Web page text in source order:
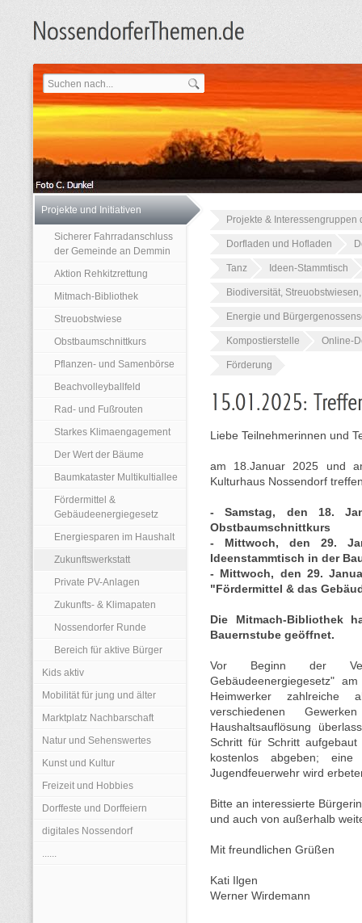
Projekte und Initiativen
Sicherer Fahrradanschluss
der Gemeinde an Demmin
Aktion Rehkitzrettung
Mitmach-Bibliothek
Streuobstwiese
Obstbaumschnittkurs
Pflanzen- und Samenbörse
Beachvolleyballfeld
Rad- und Fußrouten
Starkes Klimaengagement
Der Wert der Bäume
Baumkataster Multikultiallee
Fördermittel &
Gebäudeenergiegesetz
Energiesparen im Haushalt
Zukunftswerkstatt
Private PV-Anlagen
Zukunfts- & Klimapaten
Nossendorfer Runde
Bereich für aktive Bürger
Kids aktiv
Mobilität für jung und älter
Marktplatz Nachbarschaft
Natur und Sehenswertes
Kunst und Kultur
Freizeit und Hobbies
Dorffeste und Dorffeiern
digitales Nossendorf
......
Projekte & Interessengruppen
Dorfladen und Hofladen
Tanz Ideen-Stammtisch
Biodiversität,
Energie und
Kompostierstelle Online-
Förderung
Liebe Teilnehmerinnen und
am 18.Januar 2025 und
Kulturhaus Nossendorf
- Samstag, den 18.
Obstbaumschnittkurs
- Mittwoch, den 29.
Ideenstammtisch in der
- Mittwoch, den 29.
"Fördermittel & das
Die Mitmach-Bibliothek
Bauernstube geöffnet.
Vor Beginn der
Gebäudeenergiegesetz"
Heimwerker zahlreiche
verschiedenen
Haushaltsauflösung
Schritt für Schritt
kostenlos abgeben;
Jugendfeuerwehr wird
Bitte an interessierte
und auch von außerhalb
Mit freundlichen Grüßen
Kati Ilgen
Werner Wirdemann